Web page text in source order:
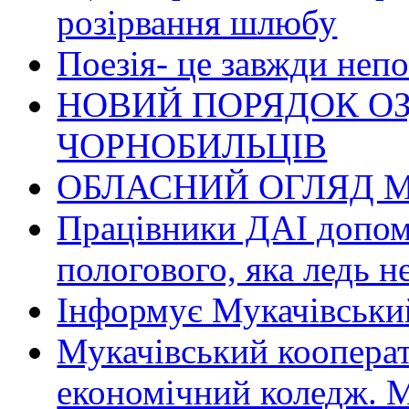
розірвання шлюбу
Поезія- це завжди
НОВИЙ ПОРЯДОК
ЧОРНОБИЛЬЦІВ
ОБЛАСНИЙ ОГЛЯД
Працівники ДАІ
пологового, яка ледь
Інформує
Мукачівський
економічний